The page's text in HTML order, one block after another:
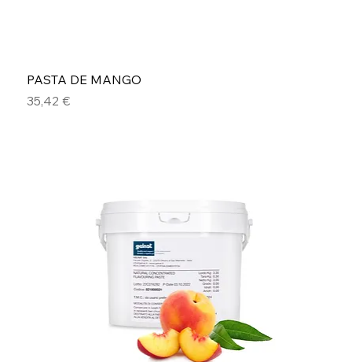
PASTA DE MANGO
Precio
35,42 €